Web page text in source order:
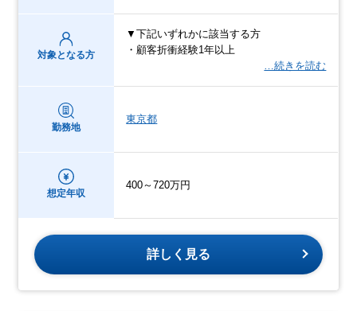
対象となる方
▼下記いずれかに該当する方
・顧客折衝経験1年以上
…続きを読む
勤務地
東京都
想定年収
400～720万円
詳しく見る